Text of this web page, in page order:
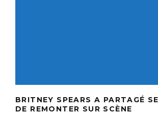
BRITNEY SPEARS A PARTAGÉ
DE REMONTER SUR SCÈNE